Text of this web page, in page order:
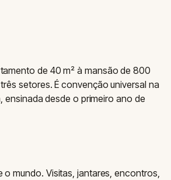
de 40 m² à mansão de 800
setores. É convenção universal na
ensinada desde o primeiro ano de
mundo. Visitas, jantares, encontros,